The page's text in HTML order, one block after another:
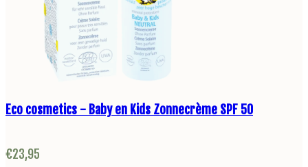
Eco cosmetics - Baby en Kids Zonnecrème SPF 50
€23,95